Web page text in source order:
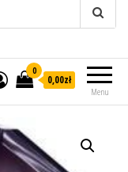
Menu
0
0,00zł